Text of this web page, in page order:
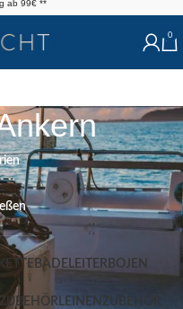
ab 99€ **
0
BADELEITER BOJEN
LEINEN ZUBEHÖR